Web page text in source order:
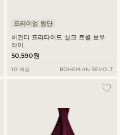
버건디 프리타이드 실크 트윌 보우
타이
프리미엄 원단
50,590원
10 색상 BOHEMIAN REVOLT